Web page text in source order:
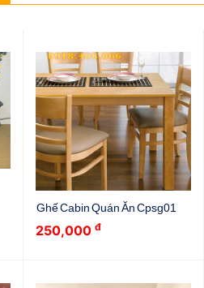
Ghế Cabin Quán Ăn Cpsg01
250,000 đ